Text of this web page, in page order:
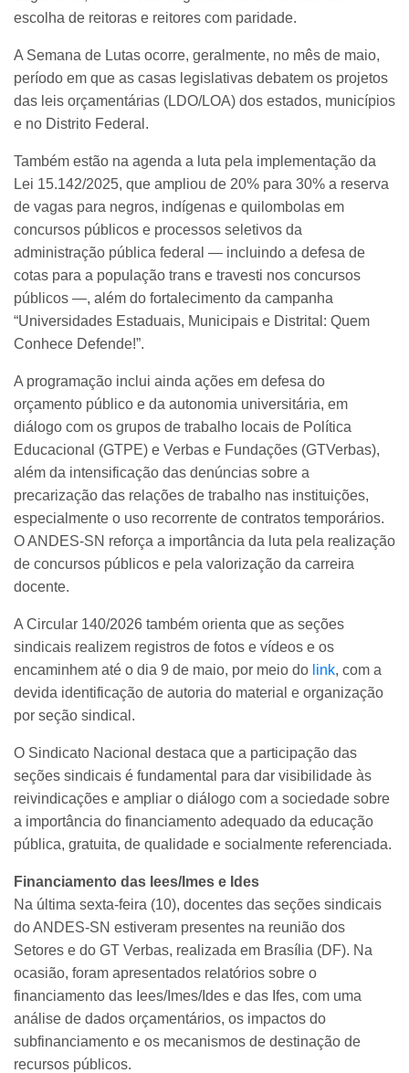
escolha de reitoras e reitores com paridade.
A Semana de Lutas ocorre, geralmente, no mês de maio,
período em que as casas legislativas debatem os projetos
das leis orçamentárias (LDO/LOA) dos estados, municípios
e no Distrito Federal.
Também estão na agenda a luta pela implementação da
Lei 15.142/2025, que ampliou de 20% para 30% a reserva
de vagas para negros, indígenas e quilombolas em
concursos públicos e processos seletivos da
administração pública federal — incluindo a defesa de
cotas para a população trans e travesti nos concursos
públicos —, além do fortalecimento da campanha
“Universidades Estaduais, Municipais e Distrital: Quem
Conhece Defende!”.
A programação inclui ainda ações em defesa do
orçamento público e da autonomia universitária, em
diálogo com os grupos de trabalho locais de Política
Educacional (GTPE) e Verbas e Fundações (GTVerbas),
além da intensificação das denúncias sobre a
precarização das relações de trabalho nas instituições,
especialmente o uso recorrente de contratos temporários.
O ANDES-SN reforça a importância da luta pela realização
de concursos públicos e pela valorização da carreira
docente.
A Circular 140/2026 também orienta que as seções
sindicais realizem registros de fotos e vídeos e os
encaminhem até o dia 9 de maio, por meio do link, com a
devida identificação de autoria do material e organização
por seção sindical.
O Sindicato Nacional destaca que a participação das
seções sindicais é fundamental para dar visibilidade às
reivindicações e ampliar o diálogo com a sociedade sobre
a importância do financiamento adequado da educação
pública, gratuita, de qualidade e socialmente referenciada.
Financiamento das Iees/Imes e Ides
Na última sexta-feira (10), docentes das seções sindicais
do ANDES-SN estiveram presentes na reunião dos
Setores e do GT Verbas, realizada em Brasília (DF). Na
ocasião, foram apresentados relatórios sobre o
financiamento das Iees/Imes/Ides e das Ifes, com uma
análise de dados orçamentários, os impactos do
subfinanciamento e os mecanismos de destinação de
recursos públicos.